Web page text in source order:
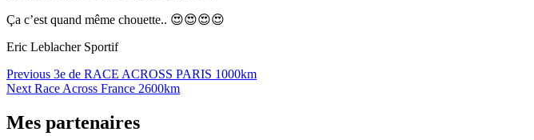
Ça c’est quand même chouette.. 😍😍😍😍
Eric Leblacher Sportif
Navigation
de
l’article
Previous Previous
post:
3e de RACE ACROSS PARIS 1000km
Next Next
Race Across France 2600km
Mes partenaires